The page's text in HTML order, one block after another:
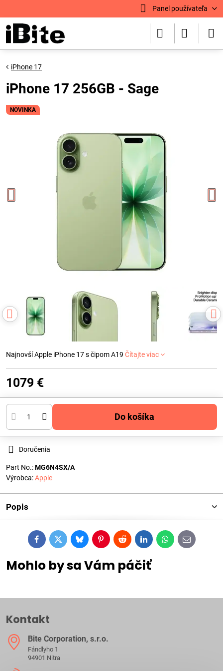
Panel používateľa
NOVINKA
iPhone 17
iPhone 17 256GB - Sage
Najnovší Apple iPhone 17 s čipom A19 Čítajte viac
1079 €
Do košíka
Doručenia
Part No.:MG6N4SX/A
Výrobca:Apple
Popis
FacebookTwitterBlueskyPinterestRedditLinkedInWhatsApp
E-
mail
Mohlo by sa Vám páčiť
Kontakt
Bite Corporation, s​.r​.o​.
Fándlyho 1
94901 Nitra